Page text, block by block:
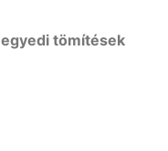
egyedi tömítések